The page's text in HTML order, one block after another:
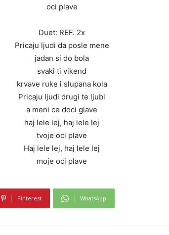
oci plave
Duet: REF. 2x
Pricaju ljudi da posle mene
jadan si do bola
svaki ti vikend
krvave ruke i slupana kola
Pricaju ljudi drugi te ljubi
a meni ce doci glave
haj lele lej, haj lele lej
tvoje oci plave
Haj lele lej, haj lele lej
moje oci plave
Pinterest WhatsApp